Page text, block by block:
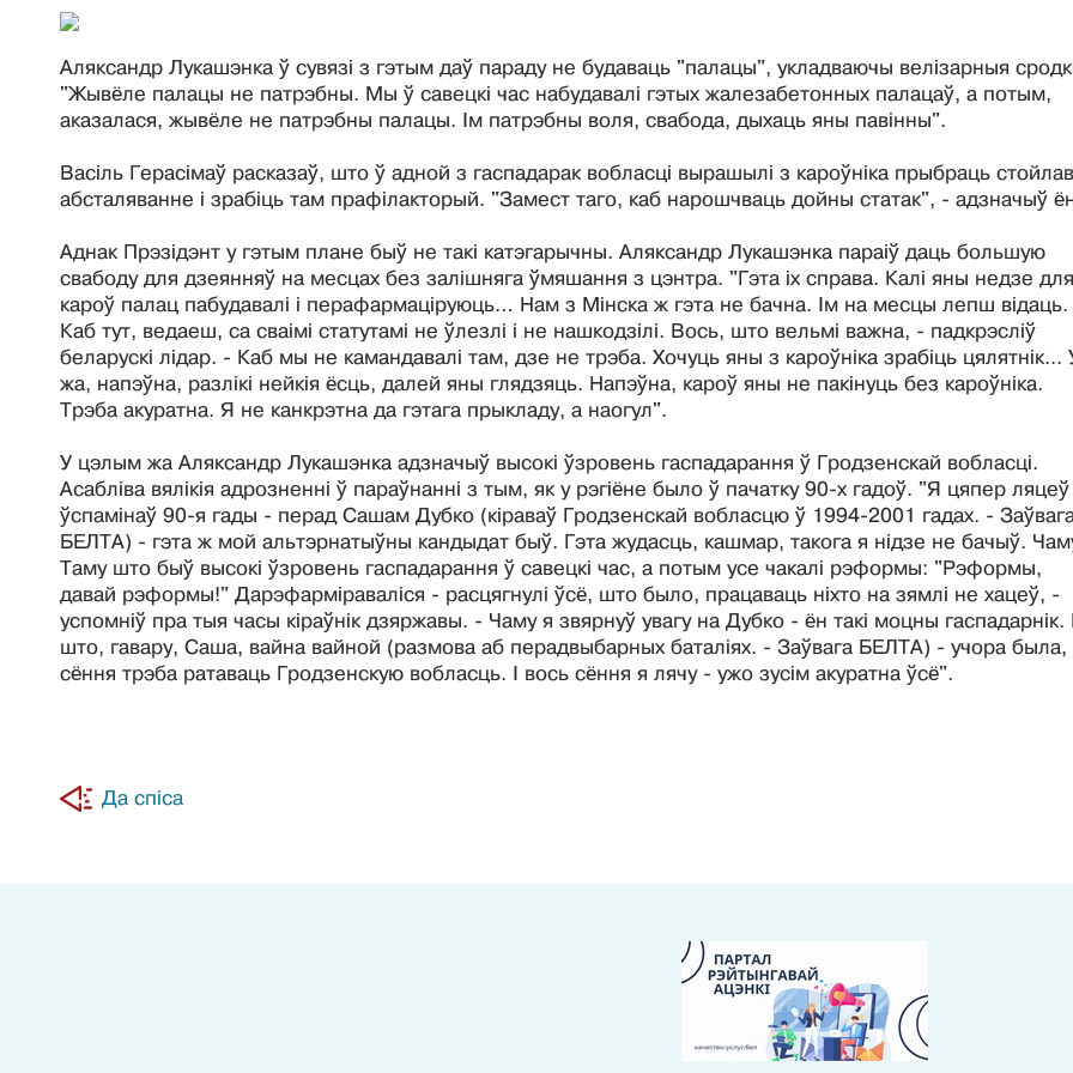
Аляксандр Лукашэнка ў сувязі з гэтым даў параду не будаваць "палацы", укладваючы велізарныя
"Жывёле палацы не патрэбны. Мы ў савецкі час набудавалі гэтых жалезабетонных палацаў, а потым,
аказалася, жывёле не патрэбны палацы. Ім патрэбны воля, свабода, дыхаць яны павінны".
Васіль Герасімаў расказаў, што ў адной з гаспадарак вобласці вырашылі з кароўніка прыбраць
абсталяванне і зрабіць там прафілакторый. "Замест таго, каб нарошчваць дойны статак", - адзначыў
Аднак Прэзідэнт у гэтым плане быў не такі катэгарычны. Аляксандр Лукашэнка параіў даць большую
свабоду для дзеянняў на месцах без залішняга ўмяшання з цэнтра. "Гэта іх справа. Калі яны недзе для
кароў палац пабудавалі і перафармаціруюць… Нам з Мінска ж гэта не бачна. Ім на месцы лепш відаць.
Каб тут, ведаеш, са сваімі статутамі не ўлезлі і не нашкодзілі. Вось, што вельмі важна, - падкрэсліў
беларускі лідар. - Каб мы не камандавалі там, дзе не трэба. Хочуць яны з кароўніка зрабіць цялятнік...
жа, напэўна, разлікі нейкія ёсць, далей яны глядзяць. Напэўна, кароў яны не пакінуць без кароўніка.
Трэба акуратна. Я не канкрэтна да гэтага прыкладу, а наогул".
У цэлым жа Аляксандр Лукашэнка адзначыў высокі ўзровень гаспадарання ў Гродзенскай вобласці.
Асабліва вялікія адрозненні ў параўнанні з тым, як у рэгіёне было ў пачатку 90-х гадоў. "Я цяпер ляцеў
ўспамінаў 90-я гады - перад Сашам Дубко (кіраваў Гродзенскай вобласцю ў 1994-2001 гадах. -
БЕЛТА) - гэта ж мой альтэрнатыўны кандыдат быў. Гэта жудасць, кашмар, такога я нідзе не бачыў.
Таму што быў высокі ўзровень гаспадарання ў савецкі час, а потым усе чакалі рэформы: "Рэформы,
давай рэформы!" Дарэфарміраваліся - расцягнулі ўсё, што было, працаваць ніхто на зямлі не хацеў, -
успомніў пра тыя часы кіраўнік дзяржавы. - Чаму я звярнуў увагу на Дубко - ён такі моцны гаспадарнік.
што, гавару, Саша, вайна вайной (размова аб перадвыбарных баталіях. - Заўвага БЕЛТА) - учора была,
сёння трэба ратаваць Гродзенскую вобласць. І вось сёння я лячу - ужо зусім акуратна ўсё".
Да спіса